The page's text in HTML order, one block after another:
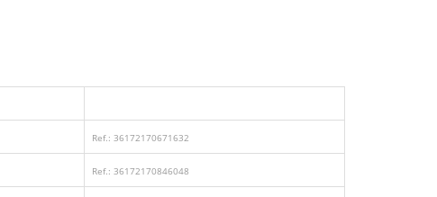
Ref.: 36172170671632
Ref.: 36172170846048